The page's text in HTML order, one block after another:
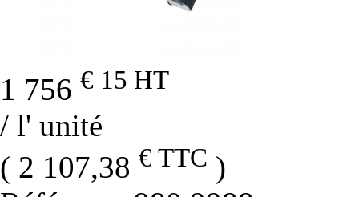
1 756 € 15 HT
/ l' unité
( 2 107,38 € TTC )